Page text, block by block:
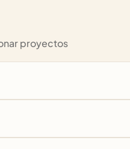
proyectos